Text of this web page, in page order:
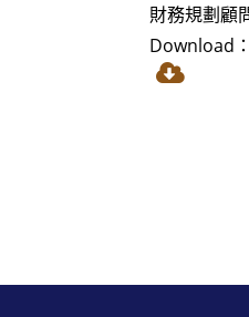
財務規劃顧
Download：